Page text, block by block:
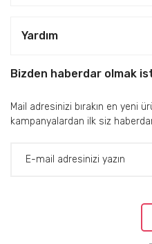
Yardım
Bizden haberdar olmak
Mail adresinizi bırakın en yeni
kampanyalardan ilk siz